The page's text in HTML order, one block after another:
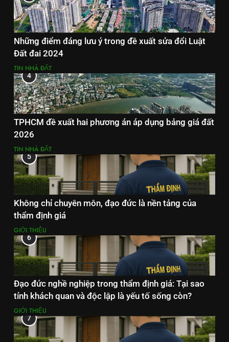
Những điểm đáng lưu ý trong đề xuất sửa đổi Luật
Đất đai 2024
TIN NHÀ ĐẤT
4
TPHCM đề xuất hai phương án áp dụng bảng giá đất
2026
TIN NHÀ ĐẤT
5
Không chỉ chuyên môn, đạo đức là nền tảng của
thẩm định giá
GIỚI THIỆU
6
Đạo đức nghề nghiệp trong thẩm định giá: Tại sao
tính khách quan và độc lập là yếu tố sống còn?
GIỚI THIỆU
7